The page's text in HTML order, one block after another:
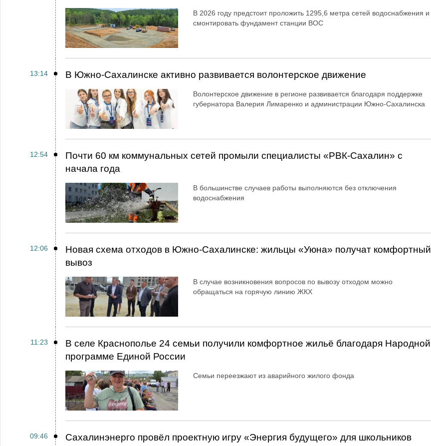
В 2026 году предстоит проложить 1295,6 метра сетей водоснабжения и
смонтировать фундамент станции ВОС
13:14 В Южно-Сахалинске активно развивается волонтерское движение
Волонтерское движение в регионе развивается благодаря поддержке
губернатора Валерия Лимаренко и администрации Южно-Сахалинска
12:54
Почти 60 км коммунальных сетей промыли специалисты «РВК‑Сахалин» с
начала года
В большинстве случаев работы выполняются без отключения
водоснабжения
12:06
Новая схема отходов в Южно-Сахалинске: жильцы «Уюна» получат комфортный
вывоз
В случае возникновения вопросов по вывозу отходом можно
обращаться на горячую линию ЖКХ
11:23
В селе Краснополье 24 семьи получили комфортное жильё благодаря Народной
программе Единой России
Семьи переезжают из аварийного жилого фонда
09:46 Сахалинэнерго провёл проектную игру «Энергия будущего» для школьников